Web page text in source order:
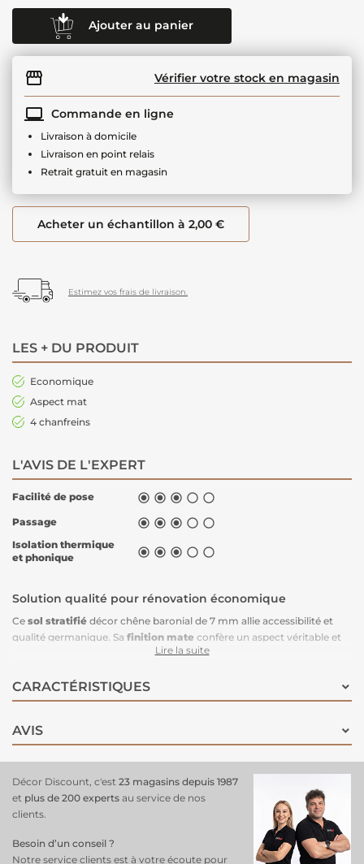
Ajouter au panier
Vérifier votre stock en magasin
Commande en ligne
Livraison à domicile
Livraison en point relais
Retrait gratuit en magasin
Acheter un échantillon à 2,00 €
Estimez vos frais de livraison.
LES + DU PRODUIT
Economique
Aspect mat
4 chanfreins
L'AVIS DE L'EXPERT
Facilité de pose     
Passage     
Isolation thermique
et phonique
    
Solution qualité pour rénovation économique
Ce sol stratifié décor chêne baronial de 7 mm allie accessibilité et
qualité germanique. Sa finition mate confère un aspect véritable et
authentique à vos pièces, tandis que les4 chanfreins
Rapport qualité-prix optimal
chêne naturel nuancé s'intègre harmonieusement dans tous les
styles d'intérieur.
Un revêtement de sol
économique qui combine esthétique soignée
et fiabilité allemande pour transformer vos espaces sans compromis
sur la durabilité.
Lire la suite
CARACTÉRISTIQUES
AVIS
Décor Discount, c'est 23 magasins depuis 1987
et plus de 200 experts au service de nos
clients.
Besoin d’un conseil ?
Notre service clients est à votre écoute pour